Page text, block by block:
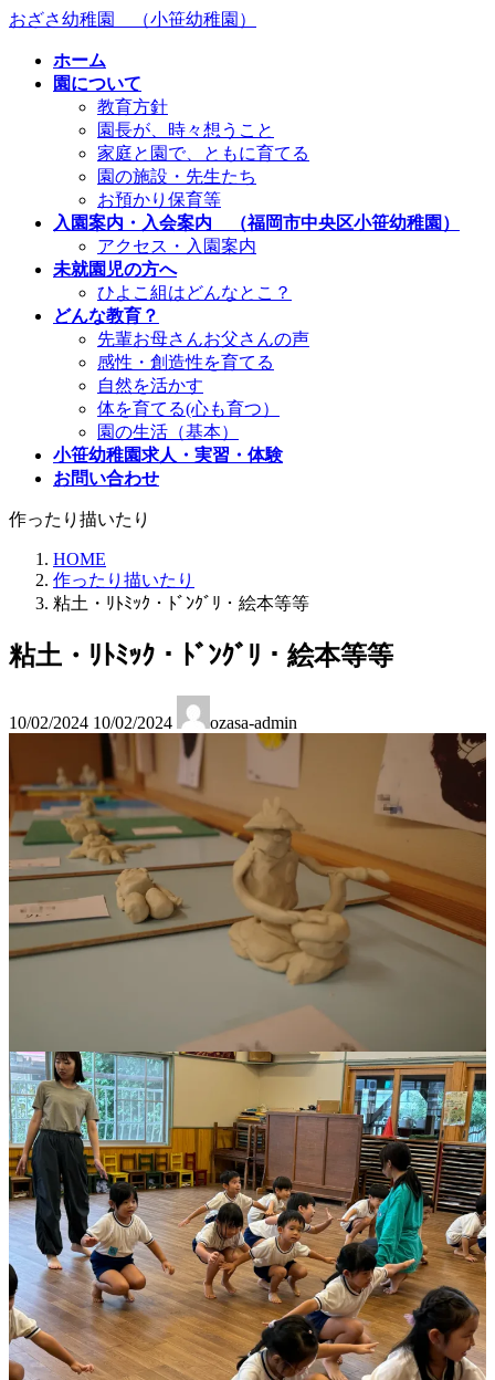
コ
ナ
おざさ幼稚園 （小笹幼稚園）
ホーム
園について
教育方針
園長が、時々想うこと
家庭と園で、ともに育てる
園の施設・先生たち
お預かり保育等
入園案内・入会案内 （福岡市中央区小笹幼稚園）
アクセス・入園案内
未就園児の方へ
ひよこ組はどんなとこ？
どんな教育？
先輩お母さんお父さんの声
感性・創造性を育てる
自然を活かす
体を育てる(心も育つ）
園の生活（基本）
小笹幼稚園求人・実習・体験
お問い合わせ
作ったり描いたり
HOME
作ったり描いたり
粘土・ﾘﾄﾐｯｸ・ﾄﾞﾝｸﾞﾘ・絵本等等
粘土・ﾘﾄﾐｯｸ・ﾄﾞﾝｸﾞﾘ・絵本等等
10/02/2024 終
新
日
時
:
10/02/2024 ozasa-admin